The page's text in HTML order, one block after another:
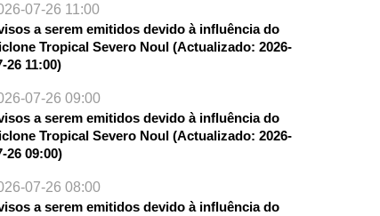
07-26 11:00
a serem emitidos devido à influência do
Tropical Severo Noul (Actualizado: 2026-
26 11:00)
07-26 09:00
a serem emitidos devido à influência do
Tropical Severo Noul (Actualizado: 2026-
26 09:00)
07-26 08:00
a serem emitidos devido à influência do